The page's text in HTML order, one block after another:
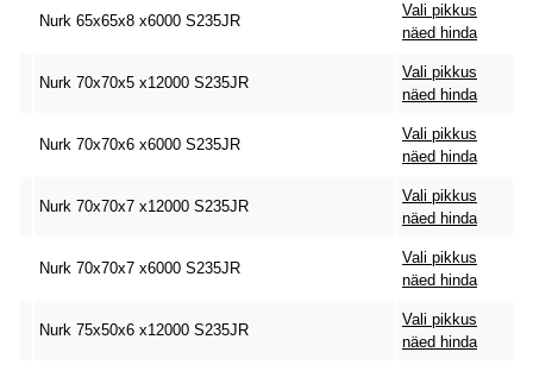
Nurk 65x65x8 x6000 S235JR
Vali pikkus
näed hinda
Nurk 70x70x5 x12000 S235JR
Vali pikkus
näed hinda
Nurk 70x70x6 x6000 S235JR
Vali pikkus
näed hinda
Nurk 70x70x7 x12000 S235JR
Vali pikkus
näed hinda
Nurk 70x70x7 x6000 S235JR
Vali pikkus
näed hinda
Nurk 75x50x6 x12000 S235JR
Vali pikkus
näed hinda